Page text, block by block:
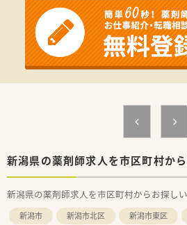
■ワークライフバランスを重視しな
利厚生をフルに活用して、趣味や
が目立ちます。
■在宅医療に興味を持ち、長年のノ
携のスキルを磨きながら、地域医療
いています。
■年間休日が120日以上確保された
持って正社員として長く腰を据え
率が高く福利厚生が手厚い安定企業
たします。
など、質の高い医療サービスを提供
ピッタリです。
新潟県の薬剤師求人を市区町村か
新潟県の薬剤師求人を市区町村からお探しい
新潟市 新潟市北区 新潟市東区